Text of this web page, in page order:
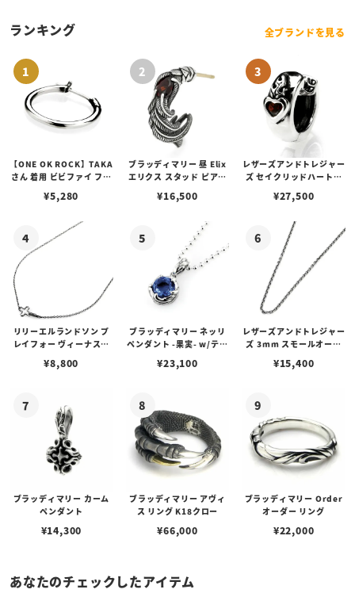
ランキング 全ブランドを見る
【ONE OK ROCK】TAKA
さん 着用 ビビファイ フー
¥5,280
ブラッディマリー 昼 Elix
エリクス スタッド ピアス
¥16,500
レザーズアンドトレジャー
ズ セイクリッドハートピ
¥27,500
リリーエルランドソン プ
レイフォー ヴィーナスチ
¥8,800
ブラッディマリー ネッリ
ペンダント -果実- w/ティ
¥23,100
レザーズアンドトレジャー
ズ 3mm スモールオーバ
ブスタークラスプ＆LTロ
¥15,400
ブラッディマリー カーム
ペンダント
¥14,300
ブラッディマリー アヴィ
ス リング K18クロー
¥66,000
ブラッディマリー Order
オーダー リング
¥22,000
あなたのチェックしたアイテム